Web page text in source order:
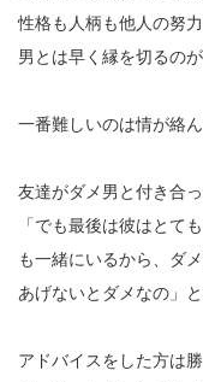
性格も人柄も他人の努
男とは早く縁を切るのが
一番難しいのは情が絡
友達がダメ男と付き合
「でも最後は彼はとて
も一緒にいるから、ダ
あげないとダメなの」
アドバイスをした方は